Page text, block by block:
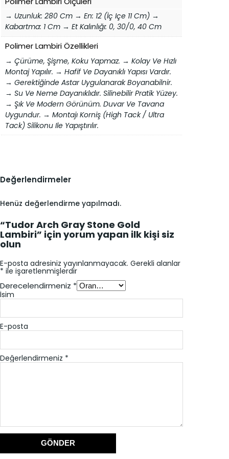
→ Uzunluk: 280 Cm → En: 12 (İç Içe 11 Cm) →
Kabartma: 1 Cm → Et Kalınlığı: 0, 30/0, 40 Cm
Polimer Lambiri Özellikleri
→ Çürüme, Şişme, Koku Yapmaz. → Kolay Ve Hızlı
Montaj Yapılır. → Hafif Ve Dayanıklı Yapısı Vardır.
→ Gerektiğinde Astar Uygulanarak Boyanabilnir.
→ Su Ve Neme Dayanıklıdır. Silinebilir Pratik Yüzey.
→ Şık Ve Modern Görünüm. Duvar Ve Tavana
Uygundur. → Montajı Korniş (high Tack / Ultra
Tack) Silikonu Ile Yapıştırılır.
Değerlendirmeler
Henüz değerlendirme yapılmadı.
“Tudor Arch Gray Stone Gold
Lambiri” için yorum yapan ilk kişi siz
olun
E-posta adresiniz yayınlanmayacak. Gerekli alanlar
* ile işaretlenmişlerdir
Derecelendirmeniz *
Değerlendirmeniz *
İsim
E-posta